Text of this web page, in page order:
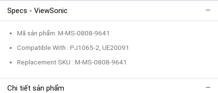
Specs - ViewSonic
Mã sản phẩm: M-MS-0808-9641
Compatible With : PJ1065-2, UE20091
Replacement SKU : M-MS-0808-9641
Chi tiết sản phẩm